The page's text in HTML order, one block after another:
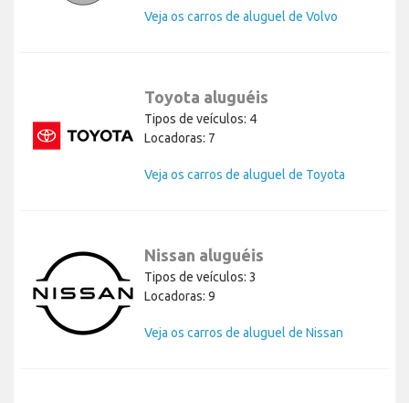
Veja os carros de aluguel de Volvo
Toyota aluguéis
Tipos de veículos: 4
Locadoras: 7
Veja os carros de aluguel de Toyota
Nissan aluguéis
Tipos de veículos: 3
Locadoras: 9
Veja os carros de aluguel de Nissan